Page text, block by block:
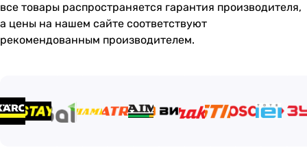
все товары распространяется гарантия производителя,
а цены на нашем сайте соответствуют
рекомендованным производителем.